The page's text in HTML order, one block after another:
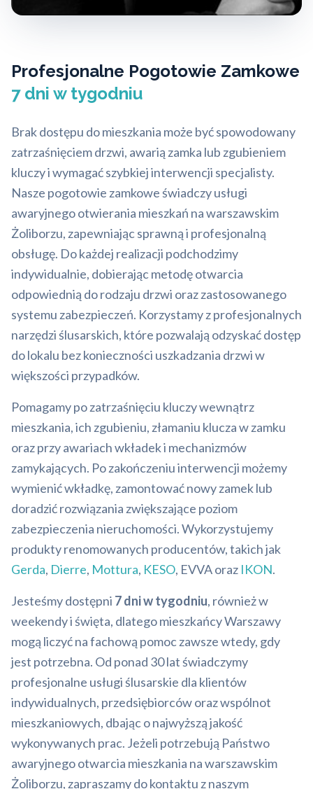
Profesjonalne Pogotowie Zamkowe
7 dni w tygodniu
Brak dostępu do mieszkania może być spowodowany
zatrzaśnięciem drzwi, awarią zamka lub zgubieniem
kluczy i wymagać szybkiej interwencji specjalisty.
Nasze pogotowie zamkowe świadczy usługi
awaryjnego otwierania mieszkań na warszawskim
Żoliborzu, zapewniając sprawną i profesjonalną
obsługę. Do każdej realizacji podchodzimy
indywidualnie, dobierając metodę otwarcia
odpowiednią do rodzaju drzwi oraz zastosowanego
systemu zabezpieczeń. Korzystamy z profesjonalnych
narzędzi ślusarskich, które pozwalają odzyskać dostęp
do lokalu bez konieczności uszkadzania drzwi w
większości przypadków.
Pomagamy po zatrzaśnięciu kluczy wewnątrz
mieszkania, ich zgubieniu, złamaniu klucza w zamku
oraz przy awariach wkładek i mechanizmów
zamykających. Po zakończeniu interwencji możemy
wymienić wkładkę, zamontować nowy zamek lub
doradzić rozwiązania zwiększające poziom
zabezpieczenia nieruchomości. Wykorzystujemy
produkty renomowanych producentów, takich jak
Gerda, Dierre, Mottura, KESO, EVVA oraz IKON.
Jesteśmy dostępni 7 dni w tygodniu, również w
weekendy i święta, dlatego mieszkańcy Warszawy
mogą liczyć na fachową pomoc zawsze wtedy, gdy
jest potrzebna. Od ponad 30 lat świadczymy
profesjonalne usługi ślusarskie dla klientów
indywidualnych, przedsiębiorców oraz wspólnot
mieszkaniowych, dbając o najwyższą jakość
wykonywanych prac. Jeżeli potrzebują Państwo
awaryjnego otwarcia mieszkania na warszawskim
Żoliborzu, zapraszamy do kontaktu z naszym